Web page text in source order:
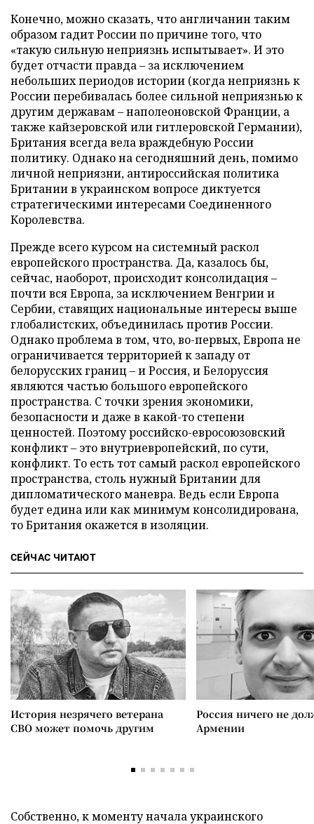
Конечно, можно сказать, что англичанин таким
образом гадит России по причине того, что
«такую сильную неприязнь испытывает». И это
будет отчасти правда – за исключением
небольших периодов истории (когда неприязнь к
России перебивалась более сильной неприязнью к
другим державам – наполеоновской Франции, а
также кайзеровской или гитлеровской Германии),
Британия всегда вела враждебную России
политику. Однако на сегодняшний день, помимо
личной неприязни, антироссийская политика
Британии в украинском вопросе диктуется
стратегическими интересами Соединенного
Королевства.
Прежде всего курсом на системный раскол
европейского пространства. Да, казалось бы,
сейчас, наоборот, происходит консолидация –
почти вся Европа, за исключением Венгрии и
Сербии, ставящих национальные интересы выше
глобалистских, объединилась против России.
Однако проблема в том, что, во-первых, Европа не
ограничивается территорией к западу от
белорусских границ – и Россия, и Белоруссия
являются частью большого европейского
пространства. С точки зрения экономики,
безопасности и даже в какой-то степени
ценностей. Поэтому российско-евросоюзовский
конфликт – это внутриевропейский, по сути,
конфликт. То есть тот самый раскол европейского
пространства, столь нужный Британии для
дипломатического маневра. Ведь если Европа
будет едина или как минимум консолидирована,
то Британия окажется в изоляции.
СЕЙЧАС ЧИТАЮТ
История незрячего ветерана
СВО может помочь другим
Россия ничего не
Армении
Собственно, к моменту начала украинского